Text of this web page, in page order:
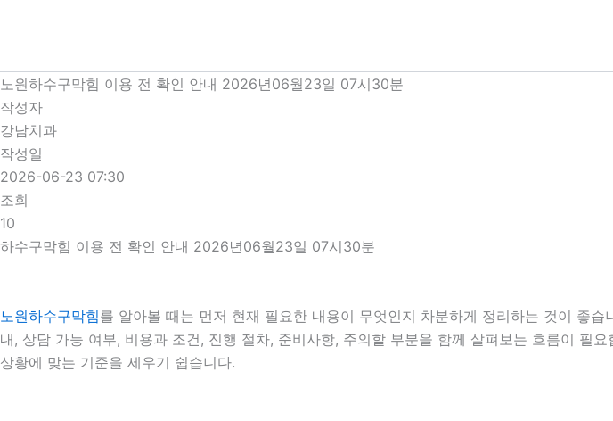
로
건
너
뛰
기
노원하수구막힘 이용 전 확인 안내 2026년06월23일 07시30분
작성자
강남치과
작성일
2026-06-23 07:30
조회
10
하수구막힘 이용 전 확인 안내 2026년06월23일 07시30분
노원하수구막힘를 알아볼 때는 먼저 현재 필요한 내용이 무엇인지 차분하게 정리하는 것이 좋
내, 상담 가능 여부, 비용과 조건, 진행 절차, 준비사항, 주의할 부분을 함께 살펴보는 흐름이 필
상황에 맞는 기준을 세우기 쉽습니다.